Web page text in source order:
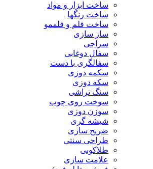
ساخت ابزار و مواد
ساخت رنگها
ساخت قلم و قلممو
ساز سازی
سراجی
سفال دوغابی
سفالگری با دست
سکمه دوزی
سکه دوزی
سنگ تراشی
سوخت روی چوب
سوزن دوزی
شیشه گری
ضریح سازی
طراحی سنتی
طلاکوبی
علامت سازی